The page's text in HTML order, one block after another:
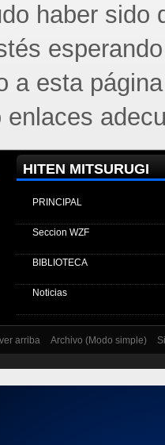
haber sido
a esta
enlaces
HITEN MITSURUGI
PRINCIPAL
Seccion WZF
BIBLIOTECA
Noticias
arriba Archivo (Modo simple)